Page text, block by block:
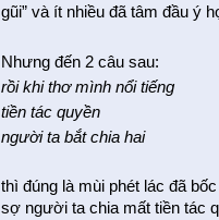
gũi” và ít nhiều đã tâm đầu ý
Nhưng đến 2 câu sau:
rồi khi thơ mình nổi tiếng
tiền tác quyền
người ta bắt chia hai
thì đúng là mùi phét lác đã
sợ người ta chia mất tiền tác